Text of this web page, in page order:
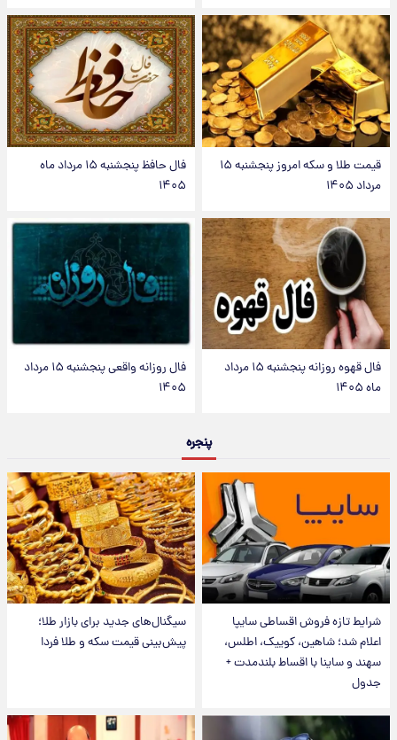
قیمت طلا و سکه امروز پنجشنبه ۱۵
مرداد ۱۴۰۵
فال حافظ پنجشنبه ۱۵ مرداد ماه
۱۴۰۵
فال قهوه روزانه پنجشنبه ۱۵ مرداد
ماه ۱۴۰۵
فال روزانه واقعی پنجشنبه ۱۵ مرداد
۱۴۰۵
پنجره
شرایط تازه فروش اقساطی سایپا
اعلام شد؛ شاهین، کوییک، اطلس،
سهند و ساینا با اقساط بلندمدت +
جدول
سیگنال‌های جدید برای بازار طلا؛
پیش‌بینی قیمت سکه و طلا فردا